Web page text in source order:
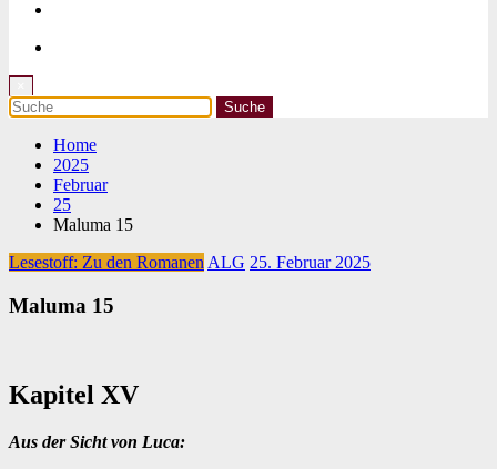
Home
2025
Februar
25
Maluma 15
Lesestoff: Zu den Romanen ALG 25. Februar 2025
Maluma 15
Kapitel XV
Aus der Sicht von Luca: